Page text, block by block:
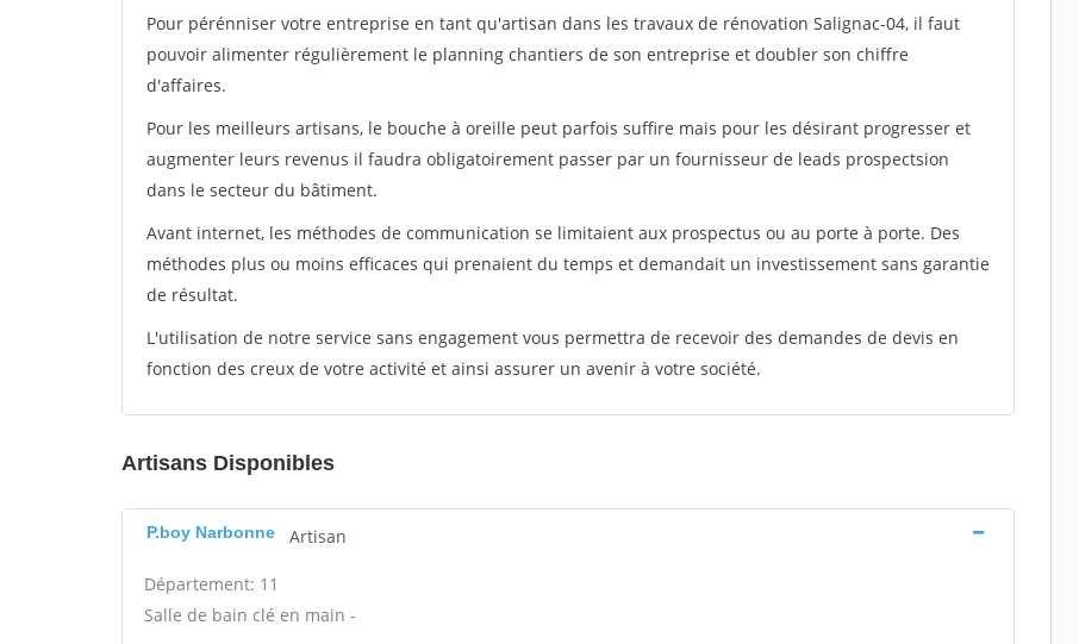
Pour pérénniser votre entreprise en tant qu'artisan dans les travaux de rénovation Salignac-04, il faut
pouvoir alimenter régulièrement le planning chantiers de son entreprise et doubler son chiffre
d'affaires.
Pour les meilleurs artisans, le bouche à oreille peut parfois suffire mais pour les désirant progresser et
augmenter leurs revenus il faudra obligatoirement passer par un fournisseur de leads prospectsion
dans le secteur du bâtiment.
Avant internet, les méthodes de communication se limitaient aux prospectus ou au porte à porte. Des
méthodes plus ou moins efficaces qui prenaient du temps et demandait un investissement sans garantie
de résultat.
L'utilisation de notre service sans engagement vous permettra de recevoir des demandes de devis en
fonction des creux de votre activité et ainsi assurer un avenir à votre société.
Artisans Disponibles
P.boy Narbonne Artisan
Département: 11
Salle de bain clé en main -